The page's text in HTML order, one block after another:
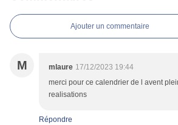
Ajouter un commentaire
M mlaure 17/12/2023 19:44
merci pour ce calendrier de l avent
realisations
Répondre